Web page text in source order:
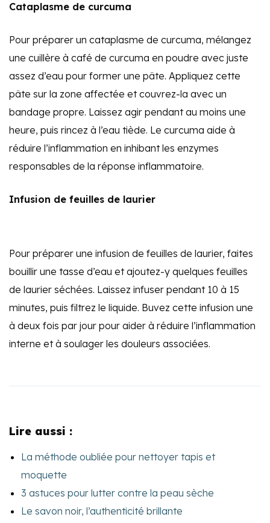
Cataplasme de curcuma
Pour préparer un cataplasme de curcuma, mélangez
une cuillère à café de curcuma en poudre avec juste
assez d’eau pour former une pâte. Appliquez cette
pâte sur la zone affectée et couvrez-la avec un
bandage propre. Laissez agir pendant au moins une
heure, puis rincez à l’eau tiède. Le curcuma aide à
réduire l’inflammation en inhibant les enzymes
responsables de la réponse inflammatoire.
Infusion de feuilles de laurier
Pour préparer une infusion de feuilles de laurier, faites
bouillir une tasse d’eau et ajoutez-y quelques feuilles
de laurier séchées. Laissez infuser pendant 10 à 15
minutes, puis filtrez le liquide. Buvez cette infusion une
à deux fois par jour pour aider à réduire l’inflammation
interne et à soulager les douleurs associées.
Lire aussi :
La méthode oubliée pour nettoyer tapis et
moquette
3 astuces pour lutter contre la peau sèche
Le savon noir, l’authenticité brillante